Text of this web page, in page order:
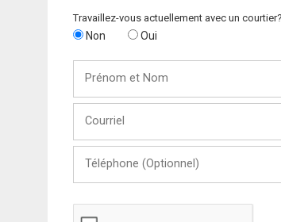
Travaillez-vous actuellement avec un courtier?
Non Oui
Nom
(Optionnel)